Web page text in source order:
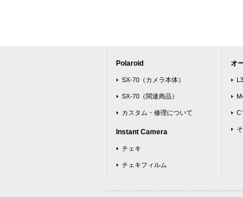
Polaroid
SX-70（カメラ本体）
SX-70（関連商品）
カスタム・修理について
Instant Camera
チェキ
チェキフィルム
オ
C